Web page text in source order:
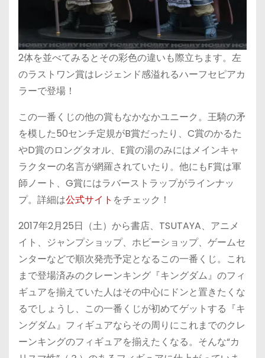
2体を並べてみるとその彩色の違いも際立ちます。左
のラストワン賞はレジェンド感溢れるハーフセピアカ
ラーで登場！
この一番くじの他の賞もなかなかユニーク。王騎の矛
を模した50センチ定規がB賞だったり、C賞のかるた
やD賞のロングタオル、E賞の湯のみにはメインキャ
ラクターの名言が網羅されていたり。他にもF賞は軍
師ノート、G賞にはラバーストラップがラインナッ
プ。詳細は公式サイト をチェック！
2017年2月25日（土）から書店、TSUTAYA、アニメ
イト、ジャンプショップ、ホビーショップ、ゲームセ
ンターなどで順次発売予定となるこの一番くじ。これ
まで登場済みのクレーンキング『キングダム』のフィ
ギュアを揃えていた人はその中心にドンと置きたくな
るでしょうし、この一番くじが初めてゲットする『キ
ングダム』フィギュアならその周りにこれまでのクレ
ーンキングのフィギュアを揃えたくなる。そんな“カ